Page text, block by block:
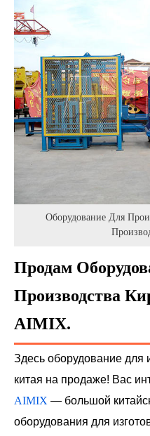
Оборудование Для
Продам
Производства
AIMIX.
Здесь оборудование для
китая на продаже! Вас
AIMIX — большой
оборудования для